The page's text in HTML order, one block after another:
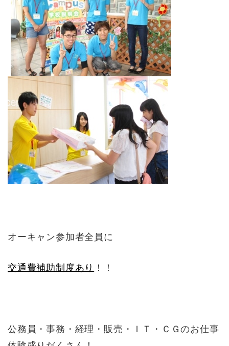
オーキャン参加者全員に
交通費補助制度あり ！！
公務員・事務・経理・販売・ＩＴ・ＣＧのお仕事